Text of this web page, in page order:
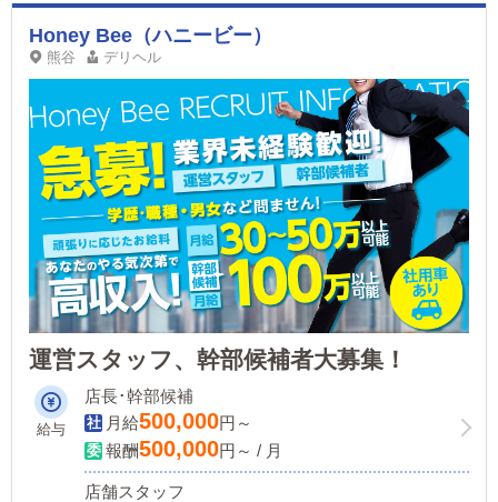
Honey Bee（ハニービー）
熊谷 デリヘル
運営スタッフ、幹部候補者大募集！
給与
店長･幹部候補
月給500,000円～
報酬500,000円～ / 月
店舗スタッフ